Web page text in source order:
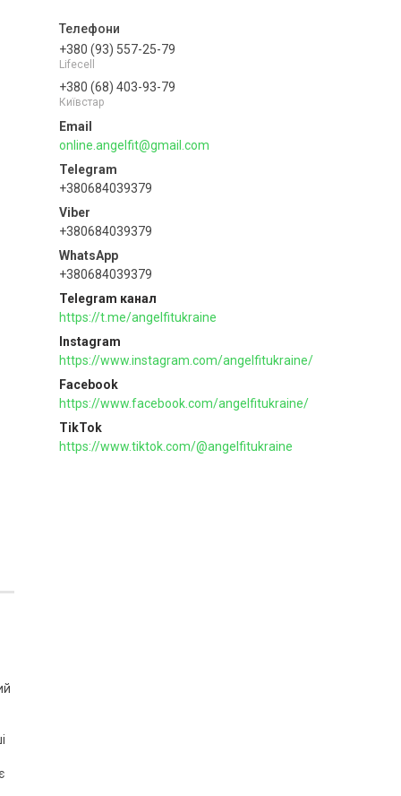
+380 (93) 557-25-79
Lifecell
+380 (68) 403-93-79
Київстар
online.angelfit@gmail.com
+380684039379
+380684039379
+380684039379
Telegram канал
https://t.me/angelfitukraine
Instagram
https://www.instagram.com/angelfitukraine/
Facebook
https://www.facebook.com/angelfitukraine/
TikTok
https://www.tiktok.com/@angelfitukraine